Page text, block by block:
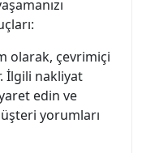
olarak, çevrimiçi
İlgili nakliyat
edin ve
yorumları